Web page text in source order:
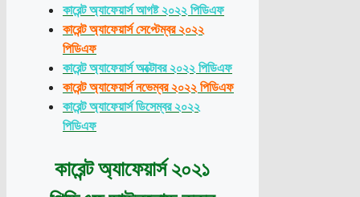
কারেন্ট অ্যাফেয়ার্স আগষ্ট ২০২২ পিডিএফ
কারেন্ট অ্যাফেয়ার্স সেপ্টেম্বর ২০২২
পিডিএফ
কারেন্ট অ্যাফেয়ার্স অক্টোবর ২০২২ পিডিএফ
কারেন্ট অ্যাফেয়ার্স নভেম্বর ২০২২ পিডিএফ
কারেন্ট অ্যাফেয়ার্স ডিসেম্বর ২০২২
পিডিএফ
কারেন্ট অ্যাফেয়ার্স ২০২১